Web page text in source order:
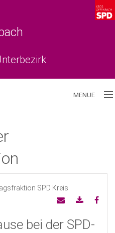
MENUE
SPD Kreis
bei der SPD-